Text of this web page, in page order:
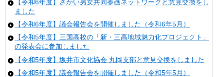
【令和6年度】さかい男女共同参画ネットワークと意見交換をし
ました
【令和6年度】議会報告会を開催しました（令和6年5月）
【令和5年度】三国高校の「新・三高地域魅力化プロジェクト」
の発表会に参加しました
【令和5年度】坂井市文化協会 丸岡支部と意見交換をしました
【令和5年度】議会報告会を開催しました（令和5年5月）